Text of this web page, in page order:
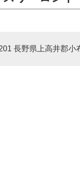
長野県上高井郡小